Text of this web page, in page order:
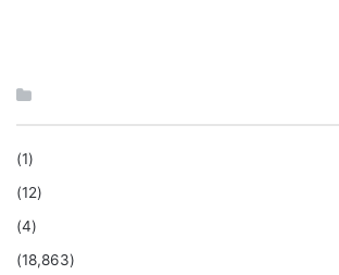
(1)
(12)
(4)
(18,863)